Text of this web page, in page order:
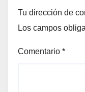
Tu dirección de
Los campos
Comentario *